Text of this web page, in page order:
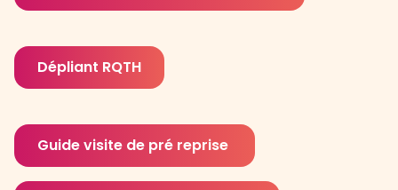
Dépliant RQTH
Guide visite de pré reprise